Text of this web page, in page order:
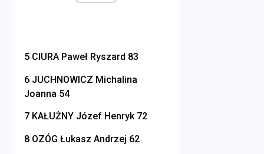
5 CIURA Paweł Ryszard 83
6 JUCHNOWICZ Michalina
Joanna 54
7 KAŁUŻNY Józef Henryk 72
8 OZÓG Łukasz Andrzej 62